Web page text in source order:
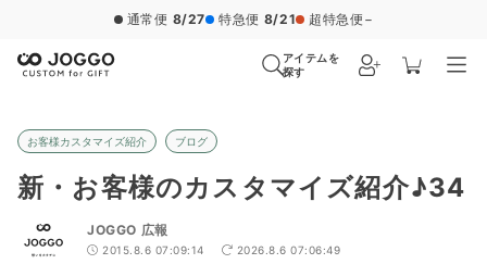
通常便 8/27 特急便 8/21 超特急便 −
アイテムを
探す
お客様カスタマイズ紹介 ブログ
新・お客様のカスタマイズ紹介♪34
JOGGO 広報
2015.8.6 07:09:14 2026.8.6 07:06:49